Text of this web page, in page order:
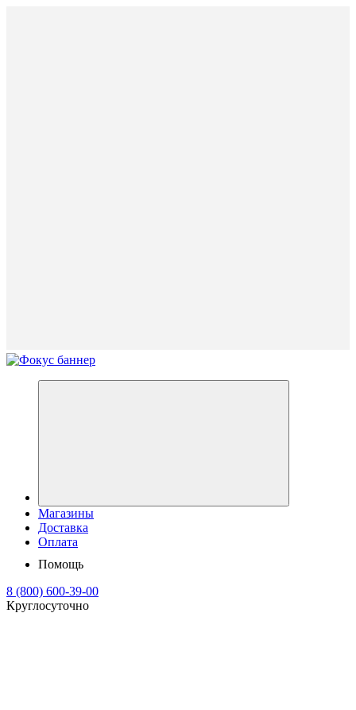
Магазины
Доставка
Оплата
Помощь
8 (800) 600-39-00
Круглосуточно